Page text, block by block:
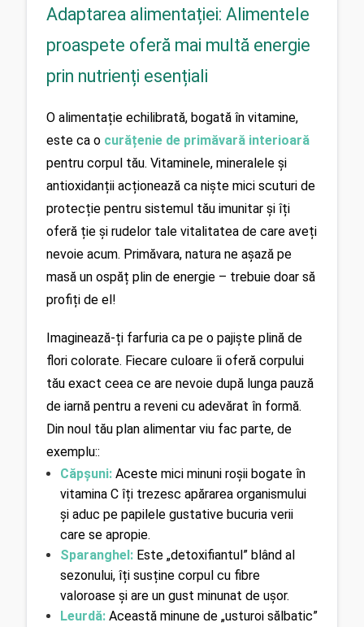
Adaptarea alimentației: Alimentele
proaspete oferă mai multă energie
prin nutrienți esențiali
O alimentație echilibrată, bogată în vitamine,
este ca o
pentru corpul tău. Vitaminele, mineralele și
antioxidanții acționează ca niște mici scuturi de
protecție pentru sistemul tău imunitar și îți
oferă ție și rudelor tale vitalitatea de care aveți
nevoie acum. Primăvara, natura ne așază pe
masă un ospăț plin de energie – trebuie doar să
profiți de el!
Imaginează-ți farfuria ca pe o pajiște plină de
flori colorate. Fiecare culoare îi oferă corpului
tău exact ceea ce are nevoie după lunga pauză
de iarnă pentru a reveni cu adevărat în formă.
Din noul tău plan alimentar viu fac parte, de
exemplu::
Căpșuni: Aceste mici minuni roșii bogate în
vitamina C îți trezesc apărarea organismului
și aduc pe papilele gustative bucuria verii
care se apropie.
Sparanghel: Este „detoxifiantul” blând al
sezonului, îți susține corpul cu fibre
valoroase și are un gust minunat de ușor.
Leurdă: Această minune de „usturoi sălbatic”